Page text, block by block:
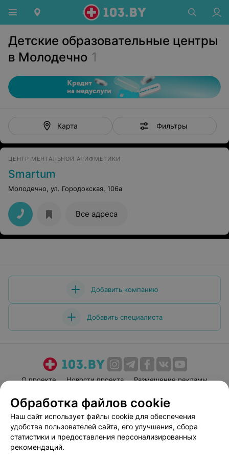
Детские образовательные центры
в Молодечно 1
Карта Фильтры
ЦЕНТР МЕНТАЛЬНОЙ АРИФМЕТИКИ
Smartum
Молодечно, ул. Городокская, 106а
Все адреса
Добавить компанию
Добавить специалиста
О проекте Новости проекта
Размещение рекламы
Пользовательское соглашение
Способы оплаты
Вакансии
Партнеры
Написать руководителю 103.by
Обработка файлов cookie
Наш сайт использует файлы cookie для обеспечения
удобства пользователей сайта, его улучшения, сбора
статистики и предоставления персонализированных
рекомендаций.